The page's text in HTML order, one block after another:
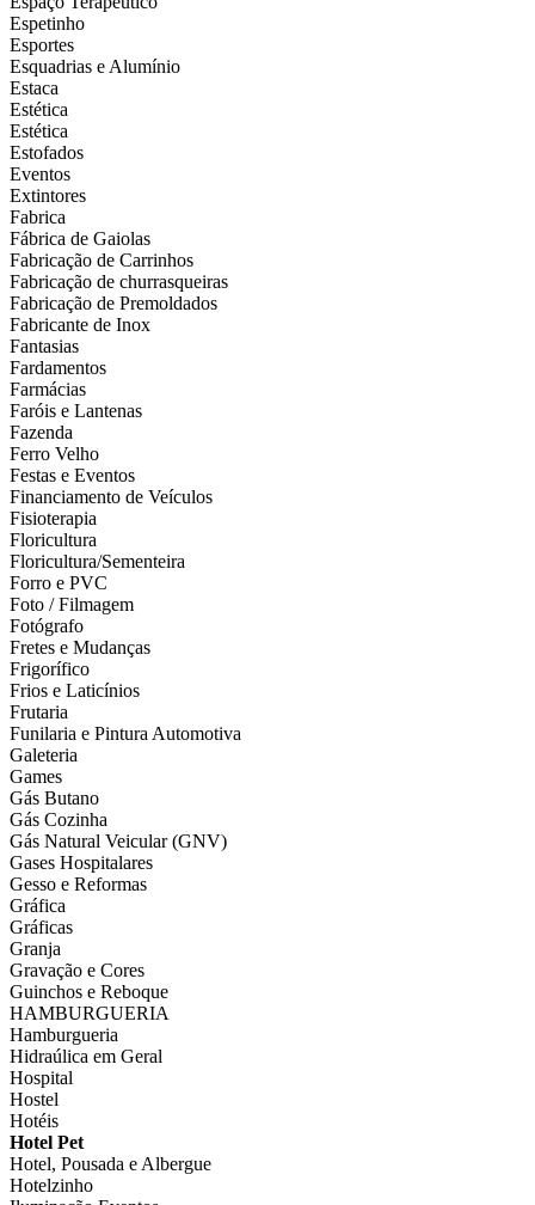
Espetinho
Esportes
Esquadrias e Alumínio
Estaca
Estética
Estética
Estofados
Eventos
Extintores
Fabrica
Fábrica de Gaiolas
Fabricação de Carrinhos
Fabricação de churrasqueiras
Fabricação de Premoldados
Fabricante de Inox
Fantasias
Fardamentos
Farmácias
Faróis e Lantenas
Fazenda
Ferro Velho
Festas e Eventos
Financiamento de Veículos
Fisioterapia
Floricultura
Floricultura/Sementeira
Forro e PVC
Foto / Filmagem
Fotógrafo
Fretes e Mudanças
Frigorífico
Frios e Laticínios
Frutaria
Funilaria e Pintura Automotiva
Galeteria
Games
Gás Butano
Gás Cozinha
Gás Natural Veicular (GNV)
Gases Hospitalares
Gesso e Reformas
Gráfica
Gráficas
Granja
Gravação e Cores
Guinchos e Reboque
HAMBURGUERIA
Hamburgueria
Hidraúlica em Geral
Hospital
Hostel
Hotéis
Hotel Pet
Hotel, Pousada e Albergue
Hotelzinho